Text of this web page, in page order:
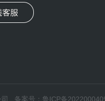
司 备案号：鲁ICP备